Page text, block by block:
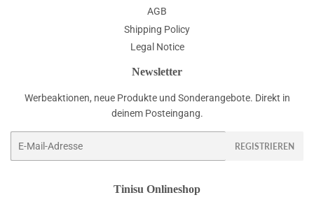
AGB
Shipping Policy
Legal Notice
Newsletter
Werbeaktionen, neue Produkte und Sonderangebote. Direkt in
deinem Posteingang.
REGISTRIEREN
Tinisu Onlineshop